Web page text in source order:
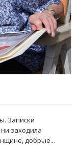
Запиcки
заходила
добрые...